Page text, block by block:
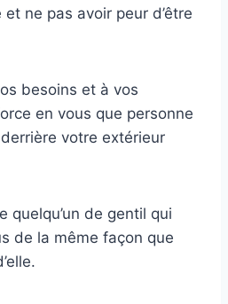
ne pas avoir peur d’être
besoins et à vos
en vous que personne
votre extérieur
quelqu’un de gentil qui
de la même façon que